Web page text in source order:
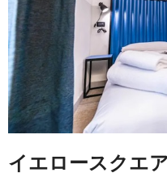
イエロースクエ